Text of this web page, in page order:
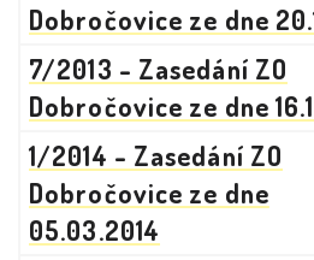
Dobročovice ze dne
7/2013 - Zasedání ZO
Dobročovice ze dne
1/2014 - Zasedání ZO
Dobročovice ze dne
05.03.2014